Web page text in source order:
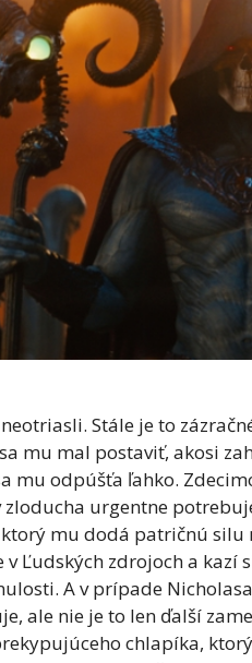
Stále je to
mu mal postaviť, akosi
mu odpúšťa ľahko.
zloducha urgentne
mu dodá patričnú
Ľudských zdrojoch a
A v prípade
ale nie je to len ďalší
chlapíka,